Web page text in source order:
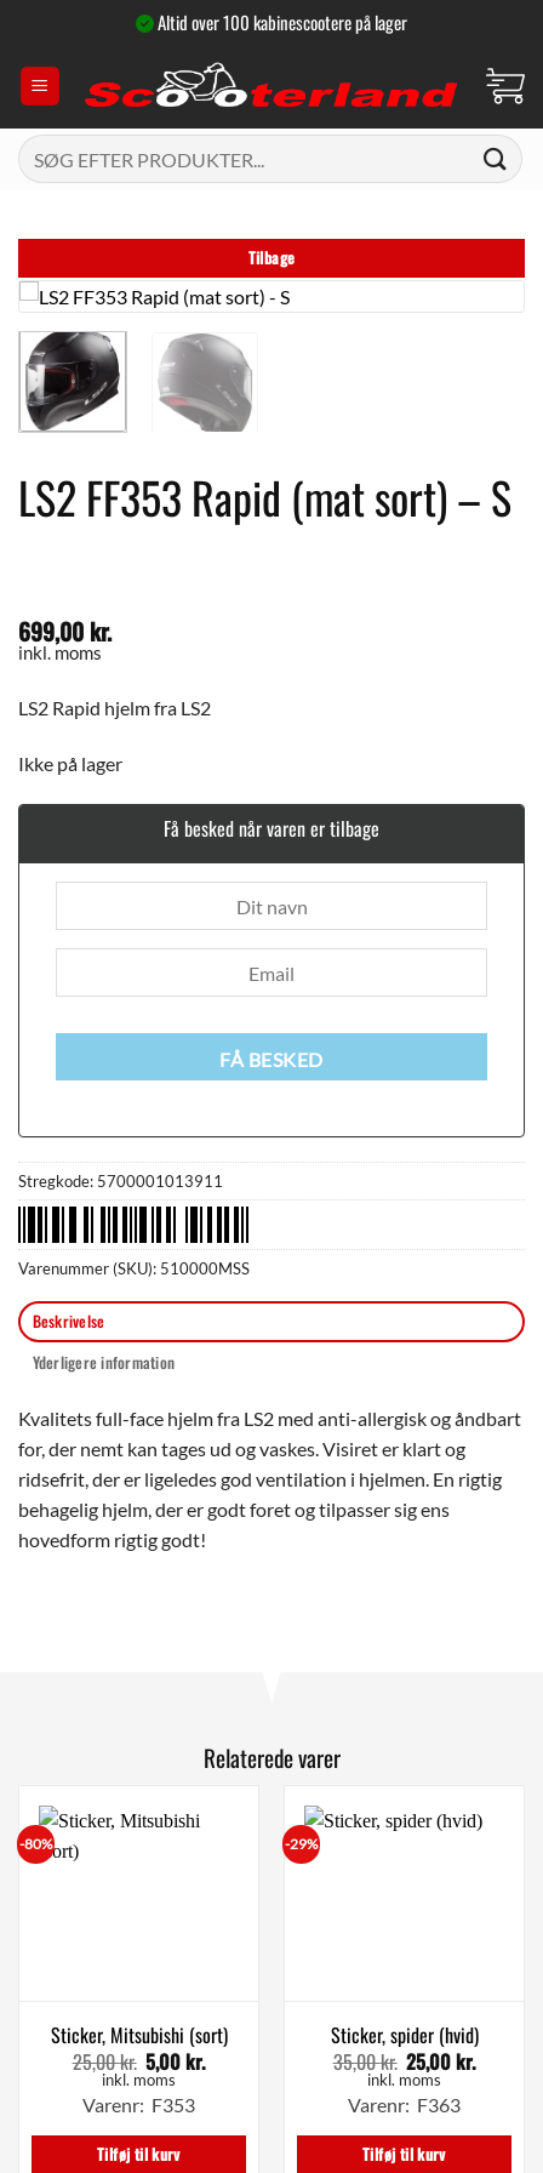
indhold
Altid over 100 kabinescootere på lager
Søg
efter:
Tilbage
LS2 FF353 Rapid (mat sort) – S
699,00 kr.
inkl. moms
LS2 Rapid hjelm fra LS2
Ikke på lager
Få besked når varen er tilbage
FÅ BESKED
Stregkode: 5700001013911
Varenummer (SKU): 510000MSS
Beskrivelse
Yderligere information
Kvalitets full-face hjelm fra LS2 med anti-allergisk og åndbart
for, der nemt kan tages ud og vaskes. Visiret er klart og
ridsefrit, der er ligeledes god ventilation i hjelmen. En rigtig
behagelig hjelm, der er godt foret og tilpasser sig ens
hovedform rigtig godt!
Relaterede varer
-80%
Sticker, Mitsubishi (sort)
25,00kr. Den
oprindelige
pris
var:
25,00 kr..
5,00kr.
5,00 kr..
inkl. moms
Varenr: F353
Tilføj til kurv
-29%
Sticker, spider (hvid)
35,00kr. Den
oprindelige
pris
var:
35,00 kr..
25,00kr.
25,00
inkl. moms
Varenr: F363
Tilføj til kurv